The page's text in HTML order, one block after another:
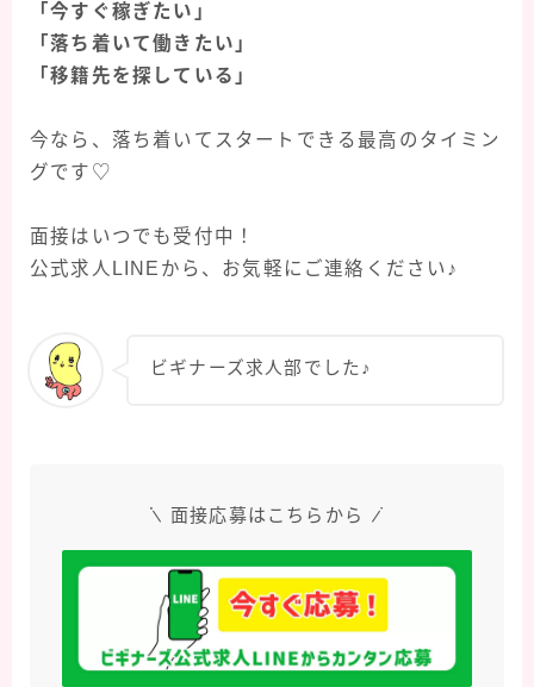
「今すぐ稼ぎたい」
「落ち着いて働きたい」
「移籍先を探している」
今なら、落ち着いてスタートできる最高のタイミン
グです♡
面接はいつでも受付中！
公式求人LINEから、お気軽にご連絡ください♪
ビギナーズ求人部でした♪
面接応募はこちらから